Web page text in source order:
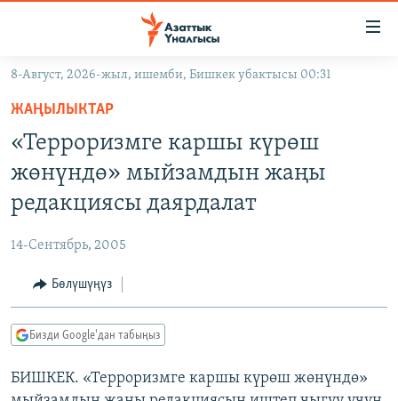
Навигацияга
өтүңүз
Издөөгө
салыңызКЫРГЫЗСТАН
МАДАНИЯТ
ДҮЙНӨ
УКРАИНА
ТВ ПРОГРАММАЛАР
БҮГҮН АЗАТТЫКТА
ДАНИСТЕ
ПОДКАСТ
8-Август, 2026-жыл, ишемби, Бишкек убактысы 00:31
ЖАҢЫЛЫКТАР
«Терроризмге каршы күрөш
жөнүндө» мыйзамдын жаңы
редакциясы даярдалат
14-Сентябрь, 2005
Бөлүшүңүз
Бизди Google'дан табыңыз
БИШКЕК. «Терроризмге каршы күрөш жөнүндө»